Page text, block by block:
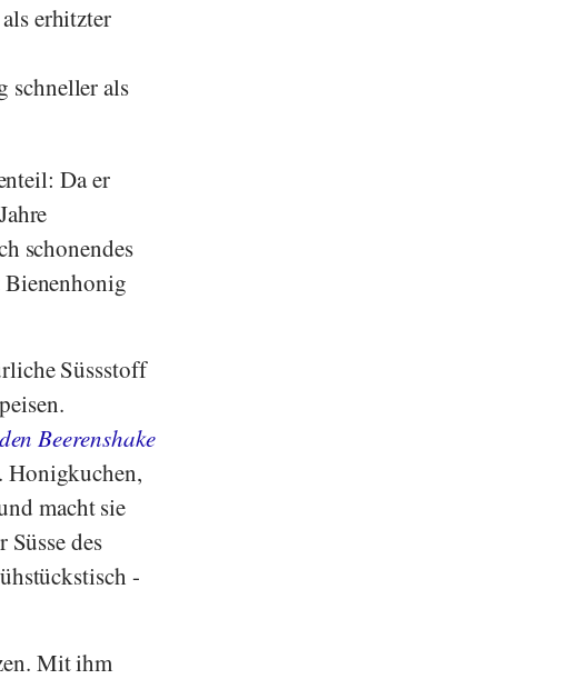
erhitzter
schneller als
Da er
schonendes
Bienenhonig
Süssstoff
Beerenshake
Honigkuchen,
macht sie
des
-
Mit ihm